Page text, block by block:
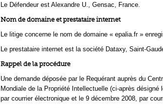
Le Défendeur est Alexandre U., Gensac, France.
Nom de domaine et prestataire internet
Le litige concerne le nom de domaine « epalia.fr »
Le prestataire internet est la société Dataxy, Saint-
Rappel de la procédure
Une demande déposée par le Requérant auprès du
Mondiale de la Propriété Intellectuelle (ci-après désigné
par courrier électronique et le 9 décembre 2008, par